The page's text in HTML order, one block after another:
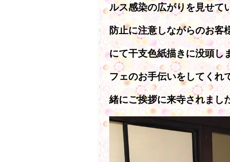
ルス感染の広がりを見せて
防止に注意しながらのお客
にて干支色紙描きに没頭し
フェのお手伝いをしてくれ
緒にご挨拶に来寺されまし